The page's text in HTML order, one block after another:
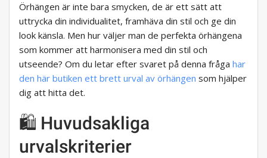
Örhängen är inte bara smycken, de är ett sätt att
uttrycka din individualitet, framhäva din stil och ge din
look känsla. Men hur väljer man de perfekta örhängena
som kommer att harmonisera med din stil och
utseende? Om du letar efter svaret på denna fråga har
den här butiken ett brett urval av örhängen som hjälper
dig att hitta det.
🛍️ Huvudsakliga
urvalskriterier